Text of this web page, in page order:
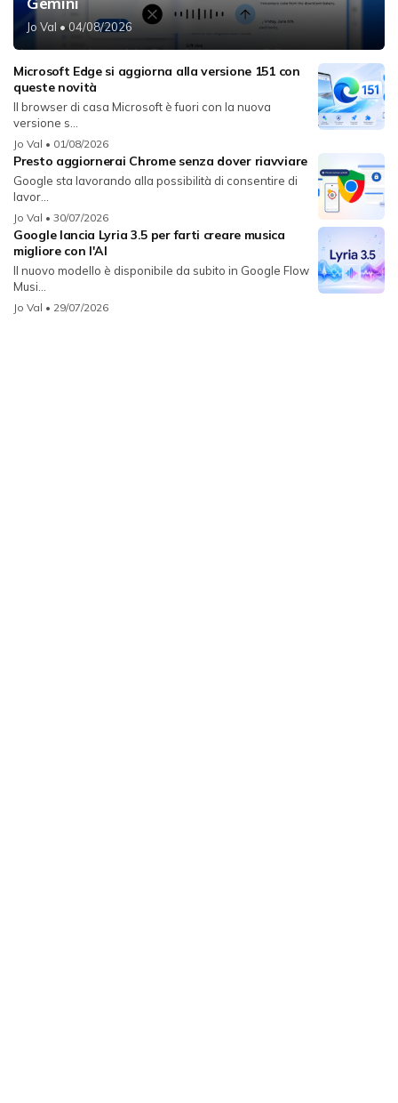
Jo Val • 04/08/2026
Microsoft Edge si aggiorna alla versione 151 con
queste novità
Il browser di casa Microsoft è fuori con la nuova
versione s...
Jo Val • 01/08/2026
Presto aggiornerai Chrome senza dover riavviare
Google sta lavorando alla possibilità di consentire di
lavor...
Jo Val • 30/07/2026
Google lancia Lyria 3.5 per farti creare musica
migliore con l'AI
Il nuovo modello è disponibile da subito in Google Flow
Musi...
Jo Val • 29/07/2026